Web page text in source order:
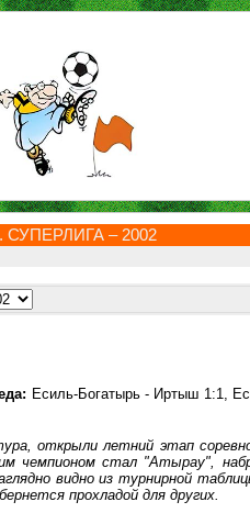
– 2002
Есиль-Богатырь - Иртыш 1:1,
открыли летний этап
чемпионом стал "Атырау",
видно из турнирной
прохладой для других.